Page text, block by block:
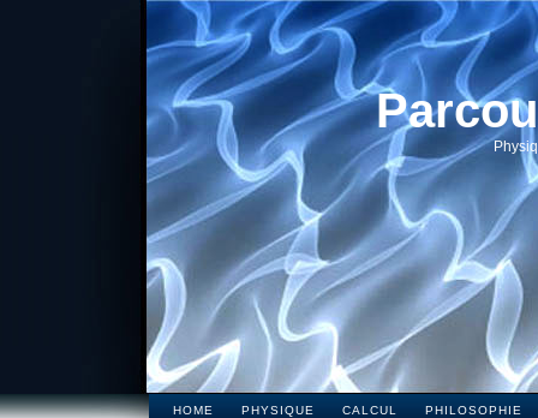
HOME PHYSIQUE CALCUL PHILOSOPHIE